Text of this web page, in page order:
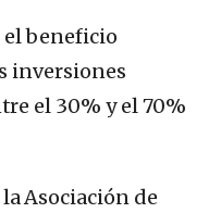
beneficio
inversiones
el 30% y el 70%
Asociación de